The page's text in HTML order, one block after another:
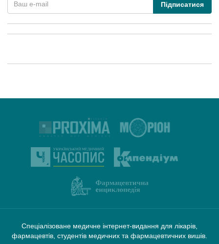
Підписатися
Спеціалізоване медичне інтернет-видання для лікарів,
фармацевтів, студентів медичних та фармацевтичних вишів.